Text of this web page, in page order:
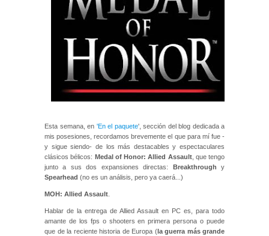
Esta semana, en 'En el paquete', sección del blog dedicada a
mis posesiones, recordamos brevemente el que para mí fue -
y sigue siendo- de los más destacables y espectaculares
clásicos bélicos: Medal of Honor: Allied Assault, que tengo
junto a sus dos expansiones directas: Breakthroughy
Spearhead (no es un análisis, pero ya caerá...)
MOH: Allied Assault
Hablar de la entrega de Allied Assault en PC es, para todo
amante de los fps o shooters en primera persona o puede
que de la reciente historia de Europa (la guerra más grande